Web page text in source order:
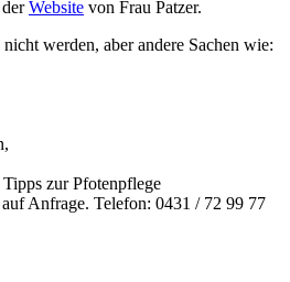
Website von Frau Patzer.
werden, aber andere Sachen wie:
zur Pfotenpflege
Anfrage. Telefon: 0431 / 72 99 77